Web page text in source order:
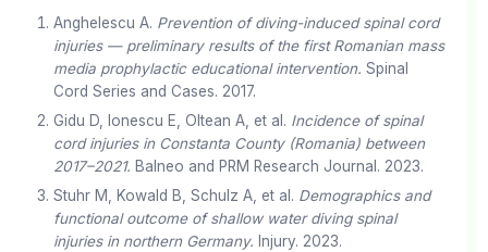
Anghelescu A. Prevention of diving-induced spinal cord
injuries — preliminary results of the first Romanian mass
media prophylactic educational intervention. Spinal
Cord Series and Cases. 2017.
Gidu D, Ionescu E, Oltean A, et al. Incidence of spinal
cord injuries in Constanta County (Romania) between
2017–2021. Balneo and PRM Research Journal. 2023.
Stuhr M, Kowald B, Schulz A, et al. Demographics and
functional outcome of shallow water diving spinal
injuries in northern Germany. Injury. 2023.